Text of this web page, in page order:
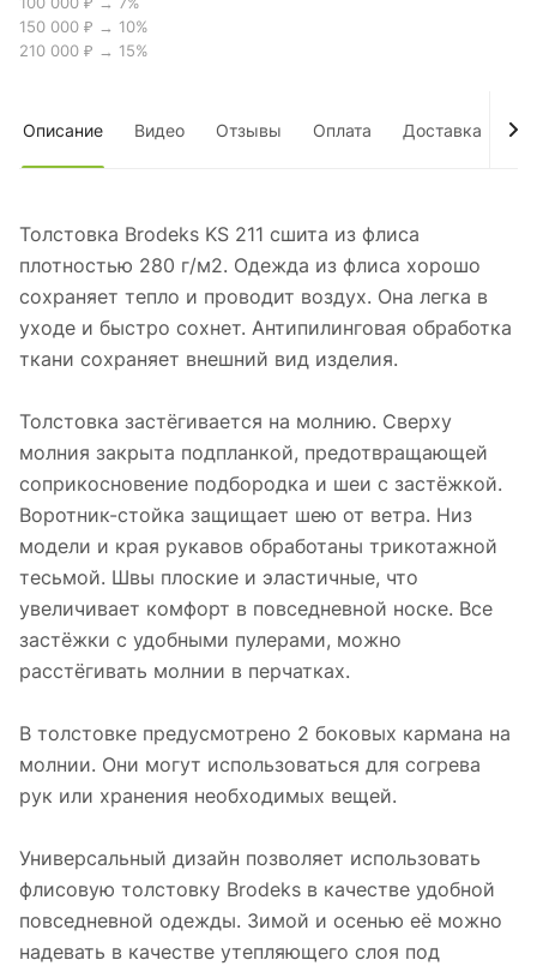
150 000 ₽ → 10%
210 000 ₽ → 15%
Описание Видео Отзывы Оплата Доставка
Толстовка Brodeks KS 211 сшита из флиса
плотностью 280 г/м2. Одежда из флиса хорошо
сохраняет тепло и проводит воздух. Она легка в
уходе и быстро сохнет. Антипилинговая обработка
ткани сохраняет внешний вид изделия.
Толстовка застёгивается на молнию. Сверху
молния закрыта подпланкой, предотвращающей
соприкосновение подбородка и шеи с застёжкой.
Воротник-стойка защищает шею от ветра. Низ
модели и края рукавов обработаны трикотажной
тесьмой. Швы плоские и эластичные, что
увеличивает комфорт в повседневной носке. Все
застёжки с удобными пулерами, можно
расстёгивать молнии в перчатках.
В толстовке предусмотрено 2 боковых кармана на
молнии. Они могут использоваться для согрева
рук или хранения необходимых вещей.
Универсальный дизайн позволяет использовать
флисовую толстовку Brodeks в качестве удобной
повседневной одежды. Зимой и осенью её можно
надевать в качестве утепляющего слоя под